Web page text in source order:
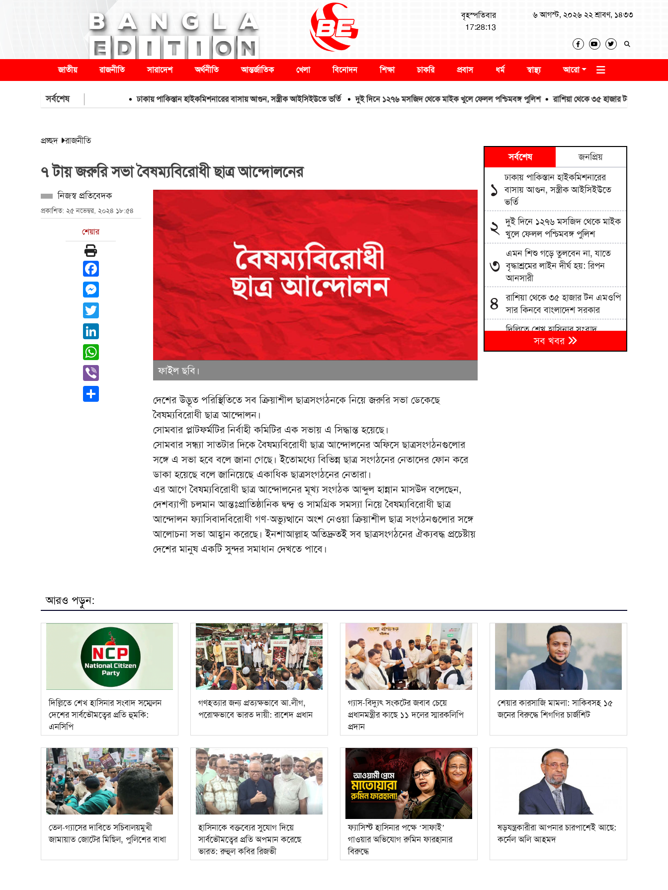
বৃহস্পতিবার
17:28:14
৬ আগস্ট, ২০২৬ ২২ শ্রাবণ, ১৪৩৩
জাতীয় রাজনীতি সারাদেশ অর্থনীতি আন্তর্জাতিক খেলা বিনোদন শিক্ষা চাকরি প্রবাস ধর্ম স্বাস্থ্য আরো
সর্বশেষ ঢাকায় পাকিস্তান হাইকমিশনারের বাসায় আগুন, সস্ত্রীক আইসিইউতে ভর্তি দুই দিনে ১২৭৬ মসজিদ থেকে মাইক খুলে ফেলল পশ্চিমবঙ্গ পুলিশ রাশিয়া থেকে ৩৫ হাজার টন এমওপি সার
প্রচ্ছদ রাজনীতি
৭ টায় জরুরি সভা বৈষম্যবিরোধী ছাত্র আন্দোলনের
নিজস্ব প্রতিবেদক
প্রকাশিত: ২৫ নভেম্বর, ২০২৪ ১৮:৫৪
শেয়ার
Facebook
Messenger
Twitter
LinkedIn
WhatsApp
Viber
Share
ফাইল ছবি।
দেশের উদ্ভূত পরিস্থিতিতে সব ক্রিয়াশীল ছাত্রসংগঠনকে নিয়ে জরুরি সভা ডেকেছে
বৈষম্যবিরোধী ছাত্র আন্দোলন।
সোমবার প্লাটফর্মটির নির্বাহী কমিটির এক সভায় এ সিদ্ধান্ত হয়েছে।
সোমবার সন্ধ্যা সাতটার দিকে বৈষম্যবিরোধী ছাত্র আন্দোলনের অফিসে ছাত্রসংগঠনগুলোর
সঙ্গে এ সভা হবে বলে জানা গেছে। ইতোমধ্যে বিভিন্ন ছাত্র সংগঠনের নেতাদের ফোন করে
ডাকা হয়েছে বলে জানিয়েছে একাধিক ছাত্রসংগঠনের নেতারা।
এর আগে বৈষম্যবিরোধী ছাত্র আন্দোলনের মূখ্য সংগঠক আব্দুল হান্নান মাসউদ বলেছেন,
দেশব্যাপী চলমান আন্তঃপ্রাতিষ্ঠানিক দ্বন্দ্ব ও সামগ্রিক সমস্যা নিয়ে বৈষম্যবিরোধী ছাত্র
আন্দোলন ফ্যাসিবাদবিরোধী গণ-অভ্যুত্থানে অংশ নেওয়া ক্রিয়াশীল ছাত্র সংগঠনগুলোর সঙ্গে
আলোচনা সভা আহ্বান করেছে। ইনশাআল্লাহ অতিদ্রুতই সব ছাত্রসংগঠনের ঐক্যবদ্ধ প্রচেষ্টায়
দেশের মানুষ একটি সুন্দর সমাধান দেখতে পাবে।
সর্বশেষ জনপ্রিয়
১
ঢাকায় পাকিস্তান হাইকমিশনারের
বাসায় আগুন, সস্ত্রীক আইসিইউতে
ভর্তি
২ দুই দিনে ১২৭৬ মসজিদ থেকে মাইক
খুলে ফেলল পশ্চিমবঙ্গ পুলিশ
৩
এমন শিশু গড়ে তুলবেন না, যাতে
বৃদ্ধাশ্রমের লাইন দীর্ঘ হয়: রিপন
আনসারী
৪
রাশিয়া থেকে ৩৫ হাজার টন এমওপি
সার কিনবে বাংলাদেশ সরকার
দিল্লিতে শেখ হাসিনার সংবাদ
সম্মেলন দেশের সার্বভৌমত্বের প্রতি
হুমকি: এনসিপি
সব খবর
আরও পড়ুন:
দিল্লিতে শেখ হাসিনার সংবাদ সম্মেলন
দেশের সার্বভৌমত্বের প্রতি হুমকি:
এনসিপি
গণহত্যার জন্য প্রত্যক্ষভাবে আ.লীগ,
পরোক্ষভাবে ভারত দায়ী: রাশেদ প্রধান
গ্যাস-বিদ্যুৎ সংকটের জবাব চেয়ে
প্রধানমন্ত্রীর কাছে ১১ দলের স্মারকলিপি
প্রদান
শেয়ার কারসাজি মামলা: সাকিবসহ ১৫
জনের বিরুদ্ধে শিগগির চার্জশিট
তেল-গ্যাসের দাবিতে সচিবালয়মুখী
জামায়াত জোটের মিছিল, পুলিশের বাধা
হাসিনাকে বক্তব্যের সুযোগ দিয়ে
সার্বভৌমত্বের প্রতি অপমান করেছে
ভারত: রুহুল কবির রিজভী
ফ্যাসিস্ট হাসিনার পক্ষে ‘সাফাই’
গাওয়ার অভিযোগ রুমিন ফারহানার
বিরুদ্ধে
ষড়যন্ত্রকারীরা আপনার চারপাশেই আছে:
কর্নেল অলি আহমদ